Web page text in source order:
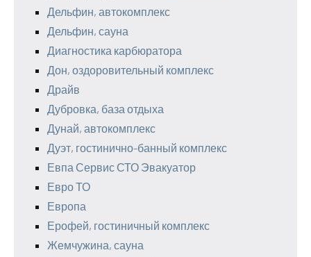
Дельфин, автокомплекс
Дельфин, сауна
Диагностика карбюратора
Дон, оздоровительный комплекс
Драйв
Дубровка, база отдыха
Дунай, автокомплекс
Дуэт, гостинично-банный комплекс
Евпа Сервис СТО Эвакуатор
Евро ТО
Европа
Ерофей, гостиничный комплекс
Жемчужина, сауна